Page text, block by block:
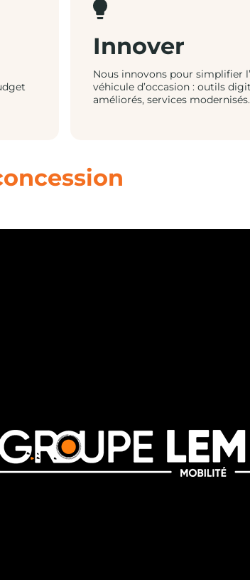
Innover
Nous innovons pour simplifier
véhicule d’occasion : outils
améliorés, services modernisés.